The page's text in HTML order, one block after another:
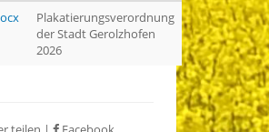
Plakatierungsverordnung
der Stadt Gerolzhofen
2026